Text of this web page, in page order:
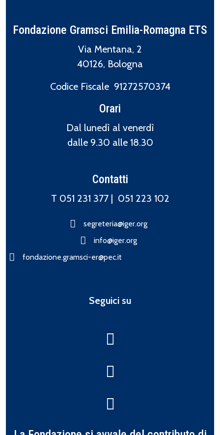
Fondazione Gramsci Emilia-Romagna ETS
Via Mentana, 2
40126, Bologna
Codice Fiscale 91272570374
Orari
Dal lunedì al venerdì
dalle 9.30 alle 18.30
Contatti
T 051 231 377 | 051 223 102
segreteria@iger.org
info@iger.org
fondazione.gramsci-er@pec.it
Seguici su